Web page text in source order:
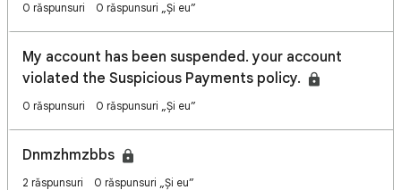
0 răspunsuri 0 răspunsuri „Și eu”
My account has been suspended. your account
violated the Suspicious Payments policy.
0 răspunsuri 0 răspunsuri „Și eu”
Dnmzhmzbbs
2 răspunsuri 0 răspunsuri „Și eu”